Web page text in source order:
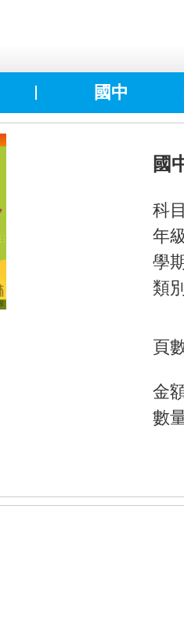
國中
國
科
年
學
類
頁
金
數